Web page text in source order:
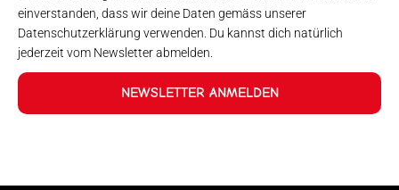
einverstanden, dass wir deine Daten gemäss unserer
Datenschutzerklärung verwenden. Du kannst dich natürlich
jederzeit vom Newsletter abmelden.
NEWSLETTER ANMELDEN